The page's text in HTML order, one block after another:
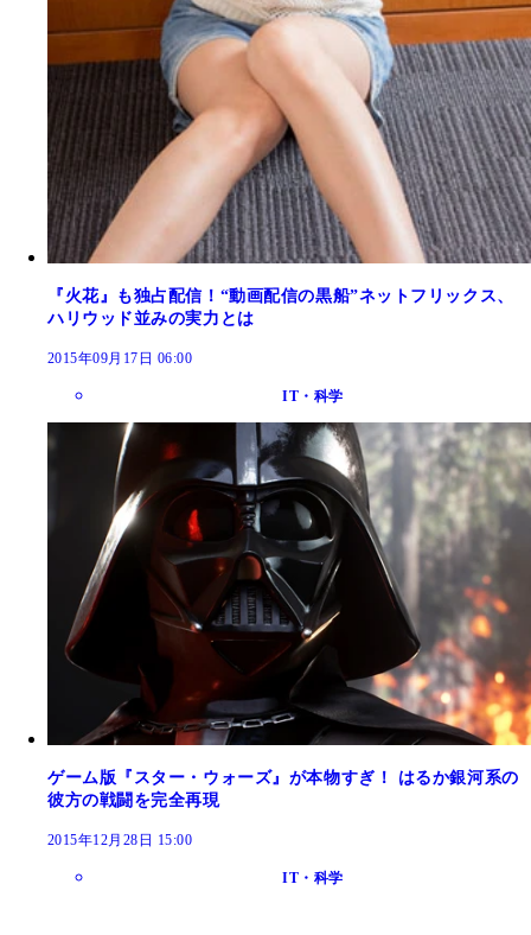
『火花』も独占配信！“動画配信の黒船”ネットフリックス、
ハリウッド並みの実力とは
2015年09月17日 06:00
IT・科学
ゲーム版『スター・ウォーズ』が本物すぎ！ はるか銀河系の
彼方の戦闘を完全再現
2015年12月28日 15:00
IT・科学